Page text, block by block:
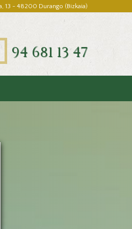
13 - 48200 Durango (Bizkaia)
94 681 13 47